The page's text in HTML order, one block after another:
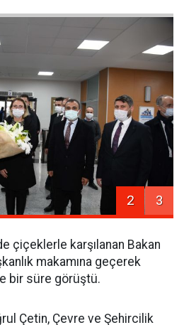
2 3
çiçeklerle karşılanan Bakan
makamına geçerek
bir süre görüştü.
Çetin, Çevre ve Şehircilik